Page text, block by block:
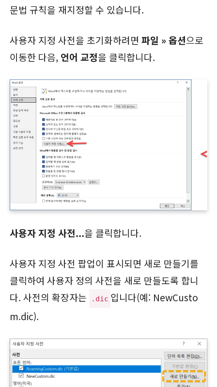
문법 규칙을 재지정할 수 있습니다.
사용자 지정 사전을 초기화하려면 파일 » 옵션으로
이동한 다음, 언어 교정을 클릭합니다.
사용자 지정 사전...을 클릭합니다.
사용자 지정 사전 팝업이 표시되면 새로 만들기를
클릭하여 사용자 정의 사전을 새로 만들도록 합니
다. 사전의 확장자는
.dic 입니다(예: NewCusto
m.dic).